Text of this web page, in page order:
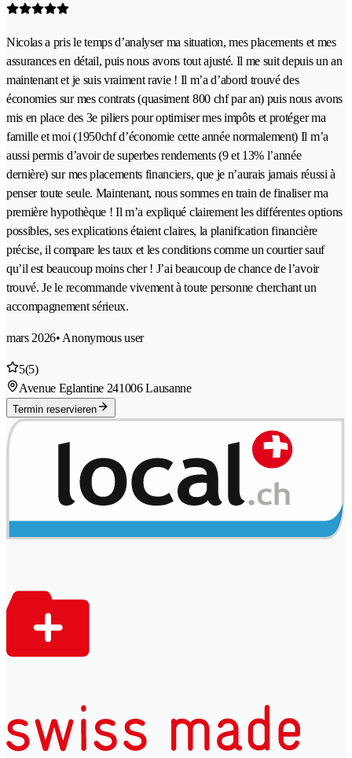
Nicolas a pris le temps d’analyser ma situation, mes placements et mes
assurances en détail, puis nous avons tout ajusté. Il me suit depuis un an
maintenant et je suis vraiment ravie ! Il m’a d’abord trouvé des
économies sur mes contrats (quasiment 800 chf par an) puis nous avons
mis en place des 3e piliers pour optimiser mes impôts et protéger ma
famille et moi (1950chf d’économie cette année normalement) Il m’a
aussi permis d’avoir de superbes rendements (9 et 13% l’année
dernière) sur mes placements financiers, que je n’aurais jamais réussi à
penser toute seule. Maintenant, nous sommes en train de finaliser ma
première hypothèque ! Il m’a expliqué clairement les différentes options
possibles, ses explications étaient claires, la planification financière
précise, il compare les taux et les conditions comme un courtier sauf
qu’il est beaucoup moins cher ! J’ai beaucoup de chance de l’avoir
trouvé. Je le recommande vivement à toute personne cherchant un
accompagnement sérieux.
mars 2026• Anonymous user
5(5)
Avenue Eglantine 241006 Lausanne
Termin reservieren